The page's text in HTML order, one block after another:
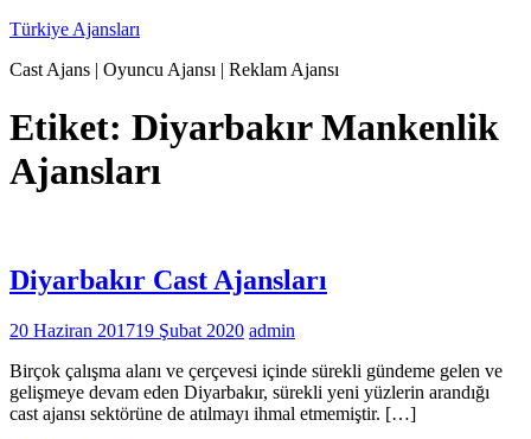
İçeriğe
Türkiye Ajansları
Cast Ajans | Oyuncu Ajansı | Reklam Ajansı
Etiket: Diyarbakır Mankenlik
Ajansları
Diyarbakır Cast Ajansları
20 Haziran 201719 Şubat 2020 admin
Birçok çalışma alanı ve çerçevesi içinde sürekli gündeme gelen ve
gelişmeye devam eden Diyarbakır, sürekli yeni yüzlerin arandığı
cast ajansı sektörüne de atılmayı ihmal etmemiştir. […]